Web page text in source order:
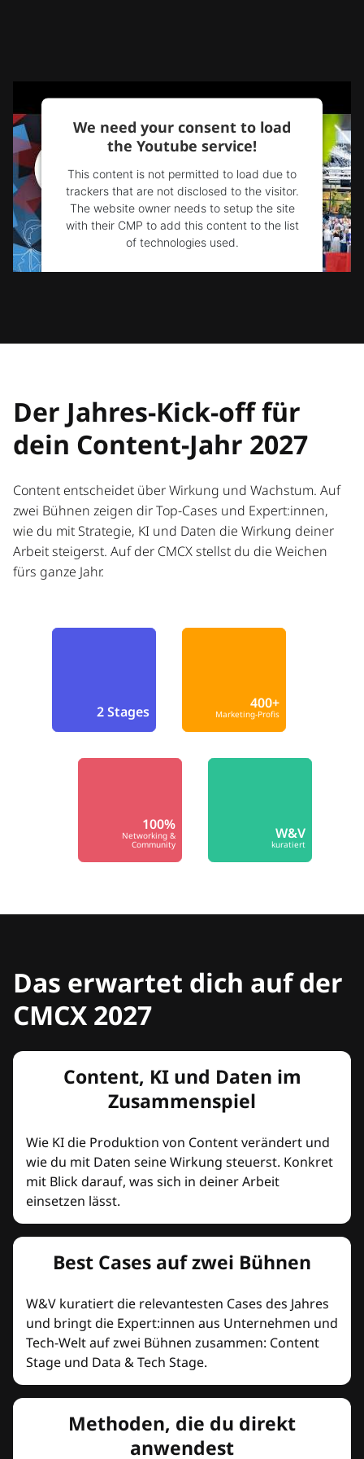
We need your consent to load
the Youtube service!
This content is not permitted to load due to
trackers that are not disclosed to the visitor.
The website owner needs to setup the site
with their CMP to add this content to the list
of technologies used.
Powered byUsercentrics Consent
Der Jahres-Kick-off für
dein Content-Jahr 2027
Content entscheidet über Wirkung und Wachstum. Auf
zwei Bühnen zeigen dir Top-Cases und Expert:innen,
wie du mit Strategie, KI und Daten die Wirkung deiner
Arbeit steigerst. Auf der CMCX stellst du die Weichen
fürs ganze Jahr.
2 Stages 400+
Marketing-Profis
100%
Networking &
Community
W&V
kuratiert
Das erwartet dich auf der
CMCX 2027
Content, KI und Daten im
Zusammenspiel
Wie KI die Produktion von Content verändert und
wie du mit Daten seine Wirkung steuerst. Konkret
mit Blick darauf, was sich in deiner Arbeit
einsetzen lässt.
Best Cases auf zwei Bühnen
W&V kuratiert die relevantesten Cases des Jahres
und bringt die Expert:innen aus Unternehmen und
Tech-Welt auf zwei Bühnen zusammen: Content
Stage und Data & Tech Stage.
Methoden, die du direkt
anwendest